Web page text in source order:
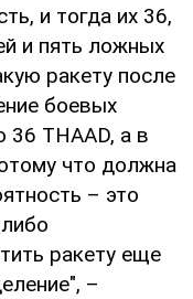
и тогда их 36,
и пять ложных
ракету после
боевых
36 THAAD, а в
что должна
– это
ракету еще
–